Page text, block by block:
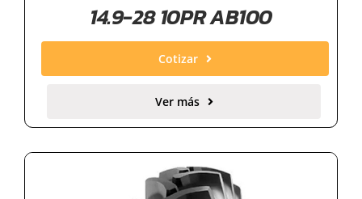
14.9-28 10PR AB100
Cotizar
Ver más